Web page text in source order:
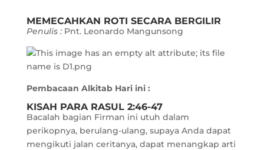
MEMECAHKAN ROTI SECARA BERGILIR
Penulis : Pnt. Leonardo Mangunsong
Pembacaan Alkitab Hari ini :
KISAH PARA RASUL 2:46-47
Bacalah bagian Firman ini utuh dalam
perikopnya, berulang-ulang, supaya Anda dapat
mengikuti jalan ceritanya, dapat menangkap arti